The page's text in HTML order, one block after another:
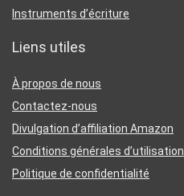
Instruments d’écriture
Liens utiles
À propos de nous
Contactez-nous
Divulgation d’affiliation Amazon
Conditions générales d’utilisation
Politique de confidentialité